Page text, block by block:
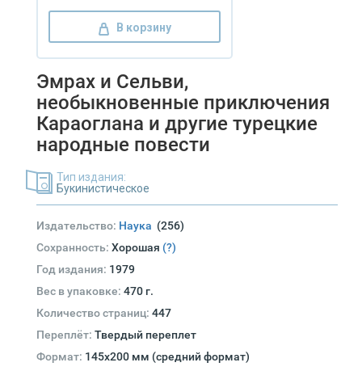
В корзину
Эмрах и Сельви,
необыкновенные приключения
Караоглана и другие турецкие
народные повести
Тип издания:
Букинистическое
Издательство: Наука (256)
Сохранность: Хорошая (?)
Год издания: 1979
Вес в упаковке: 470 г.
Количество страниц: 447
Переплёт: Твердый переплет
Формат: 145х200 мм (средний формат)